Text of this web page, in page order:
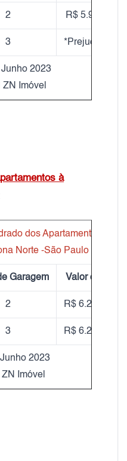
2 R$ 5.900,00
3 *Prejudicado
2023
ZN Imóvel
à
dos Apartamentos
Norte -São Paulo
Garagem Valor do m²
2 R$ 6.280,00
3 R$ 6.280,00
2023
ZN Imóvel